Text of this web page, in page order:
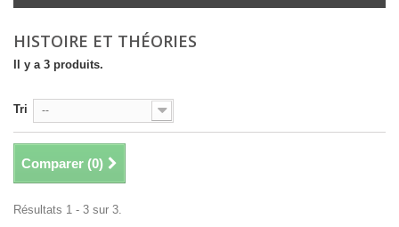
LIVRES ANCIENS AVANT 1900
HISTOIRE ET THÉORIES
Il y a 3 produits.
Tri --
Comparer (0)
Résultats 1 - 3 sur 3.